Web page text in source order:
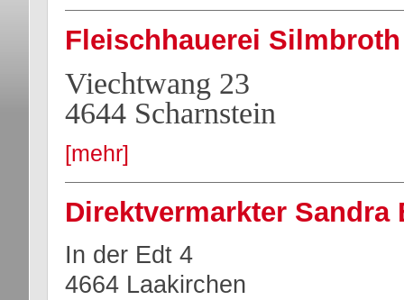
Fleischhauerei Silmbroth
Viechtwang 23
4644 Scharnstein
[mehr]
Direktvermarkter Sandra
In der Edt 4
4664 Laakirchen